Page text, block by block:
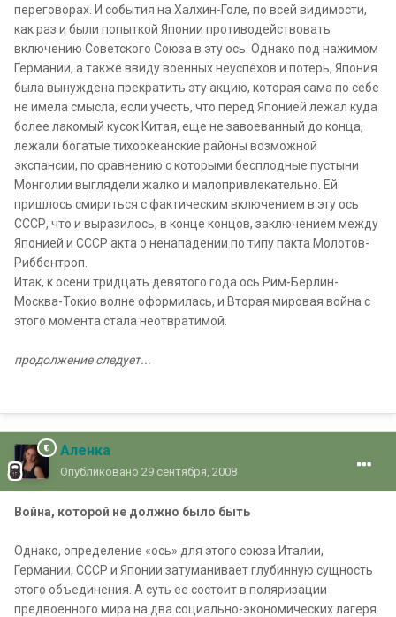
переговорах. И события на Халхин-Голе, по всей видимости,
как раз и были попыткой Японии противодействовать
включению Советского Союза в эту ось. Однако под нажимом
Германии, а также ввиду военных неуспехов и потерь, Япония
была вынуждена прекратить эту акцию, которая сама по себе
не имела смысла, если учесть, что перед Японией лежал куда
более лакомый кусок Китая, еще не завоеванный до конца,
лежали богатые тихоокеанские районы возможной
экспансии, по сравнению с которыми бесплодные пустыни
Монголии выглядели жалко и малопривлекательно. Ей
пришлось смириться с фактическим включением в эту ось
СССР, что и выразилось, в конце концов, заключением между
Японией и СССР акта о ненападении по типу пакта Молотов-
Риббентроп.
Итак, к осени тридцать девятого года ось Рим-Берлин-
Москва-Токио волне оформилась, и Вторая мировая война с
этого момента стала неотвратимой.
продолжение следует...
Аленка
Опубликовано 29 сентября, 2008
Война, которой не должно было быть
Однако, определение «ось» для этого союза Италии,
Германии, СССР и Японии затуманивает глубинную сущность
этого объединения. А суть ее состоит в поляризации
предвоенного мира на два социально-экономических лагеря.